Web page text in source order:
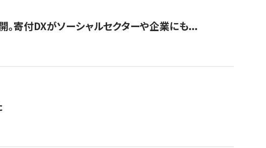
。寄付DXがソーシャルセクターや企業にも...